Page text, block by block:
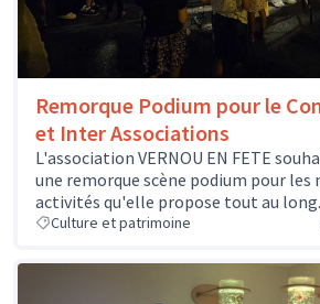
Remorque Podium pour le
et Inter Associations
L'association VERNOU EN FETE
une remorque scène podium pour les
activités qu'elle propose tout au
Culture et patrimoine